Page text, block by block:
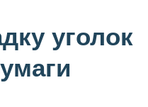
уголок